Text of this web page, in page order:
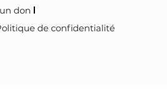
don
de confidentialité